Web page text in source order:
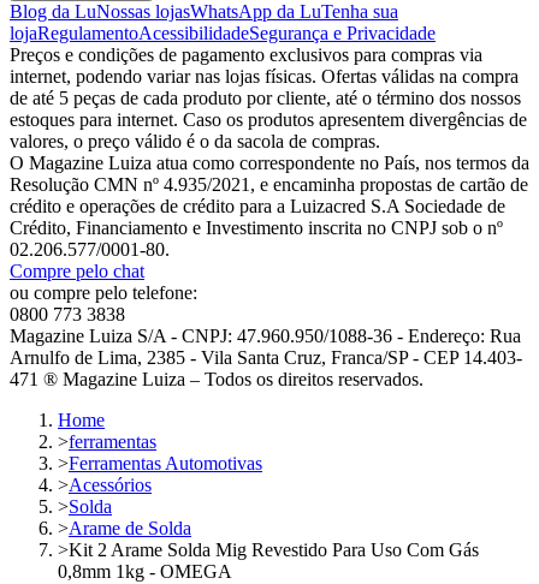
Blog da LuNossas lojasWhatsApp da LuTenha sua
lojaRegulamentoAcessibilidadeSegurança e Privacidade
Preços e condições de pagamento exclusivos para compras via
internet, podendo variar nas lojas físicas. Ofertas válidas na compra
de até 5 peças de cada produto por cliente, até o término dos nossos
estoques para internet. Caso os produtos apresentem divergências de
valores, o preço válido é o da sacola de compras.
O Magazine Luiza atua como correspondente no País, nos termos da
Resolução CMN nº 4.935/2021, e encaminha propostas de cartão de
crédito e operações de crédito para a Luizacred S.A Sociedade de
Crédito, Financiamento e Investimento inscrita no CNPJ sob o nº
02.206.577/0001-80.
Compre pelo chat
ou compre pelo telefone:
0800 773 3838
Magazine Luiza S/A - CNPJ: 47.960.950/1088-36 - Endereço: Rua
Arnulfo de Lima, 2385 - Vila Santa Cruz, Franca/SP - CEP 14.403-
471 ® Magazine Luiza – Todos os direitos reservados.
Home
>ferramentas
>Ferramentas Automotivas
>Acessórios
>Solda
>Arame de Solda
>Kit 2 Arame Solda Mig Revestido Para Uso Com Gás
0,8mm 1kg - OMEGA